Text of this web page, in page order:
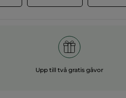
Upp till två gratis gåvor